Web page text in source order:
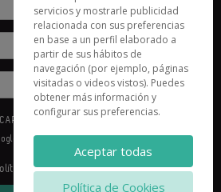
y se aplican la
de Privacidad
servicios y mostrarle publicidad
relacionada con sus preferencias
en base a un perfil elaborado a
partir de sus hábitos de
navegación (por ejemplo, páginas
visitadas o videos vistos). Puedes
obtener más información y
configurar sus preferencias.
Aceptar todas
Política de Cookies